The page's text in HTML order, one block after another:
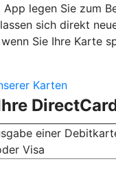
App legen Sie zum
sich direkt
Sie Ihre Karte
Karten
einer
Visa